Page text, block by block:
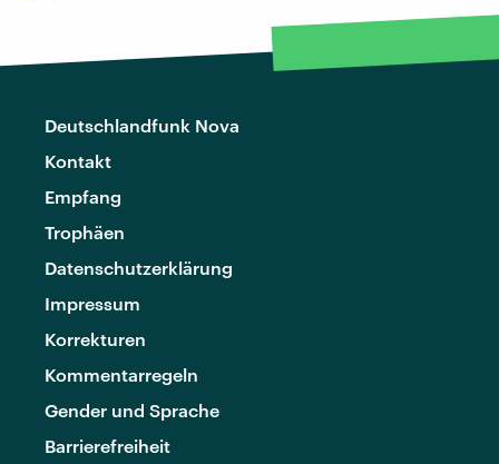
Deutschlandfunk Nova
Kontakt
Empfang
Trophäen
Datenschutzerklärung
Impressum
Korrekturen
Kommentarregeln
Gender und Sprache
Barrierefreiheit